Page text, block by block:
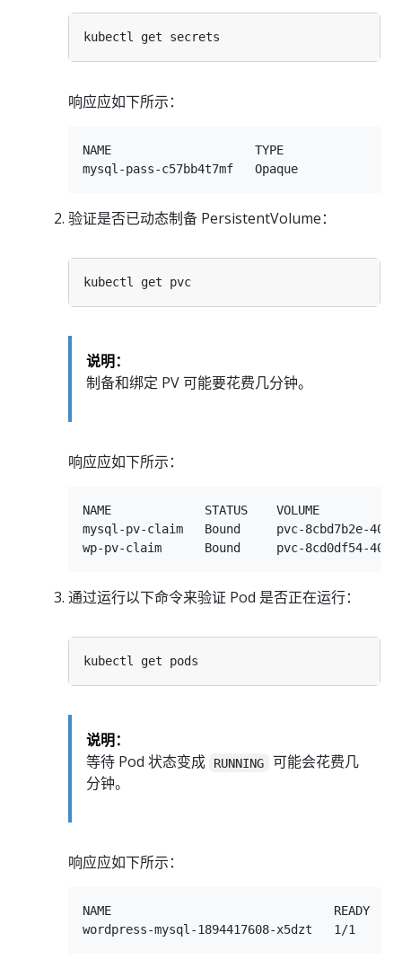
响应应如下所示：
NAME                    TYPE
验证是否已动态制备 PersistentVolume：
说明：
制备和绑定 PV 可能要花费几分钟。
响应应如下所示：
NAME             STATUS    VOLUME
mysql-pv-claim   Bound     pvc-8cbd7b2e-
通过运行以下命令来验证 Pod 是否正在运行：
说明：
等待 Pod 状态变成
RUNNING
可能会花费几
分钟。
响应应如下所示：
NAME                               READY